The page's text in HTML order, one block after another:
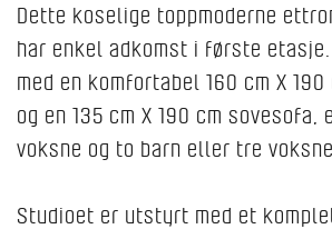
Dette koselige toppmoderne
har enkel adkomst i første
med en komfortabel 160 cm X
og en 135 cm X 190 cm sovesofa,
voksne og to barn eller tre
Studioet er utstyrt med et